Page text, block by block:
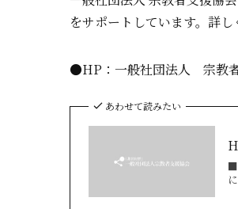
をサポートしています。詳
●HP：一般社団法人 宗教
あわせて読みたい
■